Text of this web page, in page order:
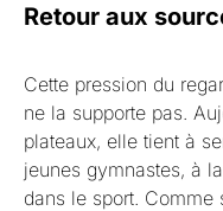
Retour aux
Cette pression du
ne la supporte pas.
plateaux, elle tient à
jeunes gymnastes, à
dans le sport. Comme